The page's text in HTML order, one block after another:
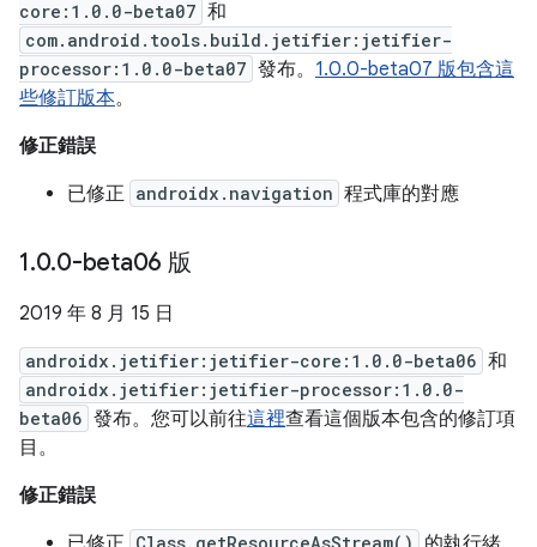
core:1.0.0-beta07 和
com.android.tools.build.jetifier:jetifier-
processor:1.0.0-beta07 發布。 1.0.0-beta07 版包含這
些修訂版本。
修正錯誤
已修正 androidx.navigation 程式庫的對應
1.0.0-beta06 版
2019 年 8 月 15 日
androidx.jetifier:jetifier-core:1.0.0-beta06 和
androidx.jetifier:jetifier-processor:1.0.0-
beta06 發布。您可以前往這裡查看這個版本包含的修訂項
目。
修正錯誤